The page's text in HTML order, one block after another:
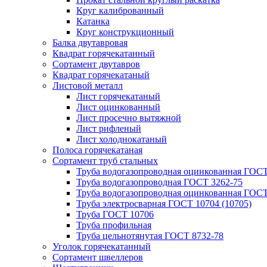
Круг калиброванный
Катанка
Круг конструкционный
Балка двутавровая
Квадрат горячекатанный
Сортамент двутавров
Квадрат горячекатаный
Листовой металл
Лист горячекатаный
Лист оцинкованный
Лист просечно вытяжной
Лист рифленый
Лист холоднокатаный
Полоса горячекатаная
Сортамент труб стальных
Труба водогазопроводная оцинкованная
Труба водогазопроводная ГОСТ 3262-75
Труба водогазопроводная оцинкованная
Труба электросварная ГОСТ 10704 (10705)
Труба ГОСТ 10706
Труба профильная
Труба цельнотянутая ГОСТ 8732-78
Уголок горячекатанный
Сортамент швеллеров